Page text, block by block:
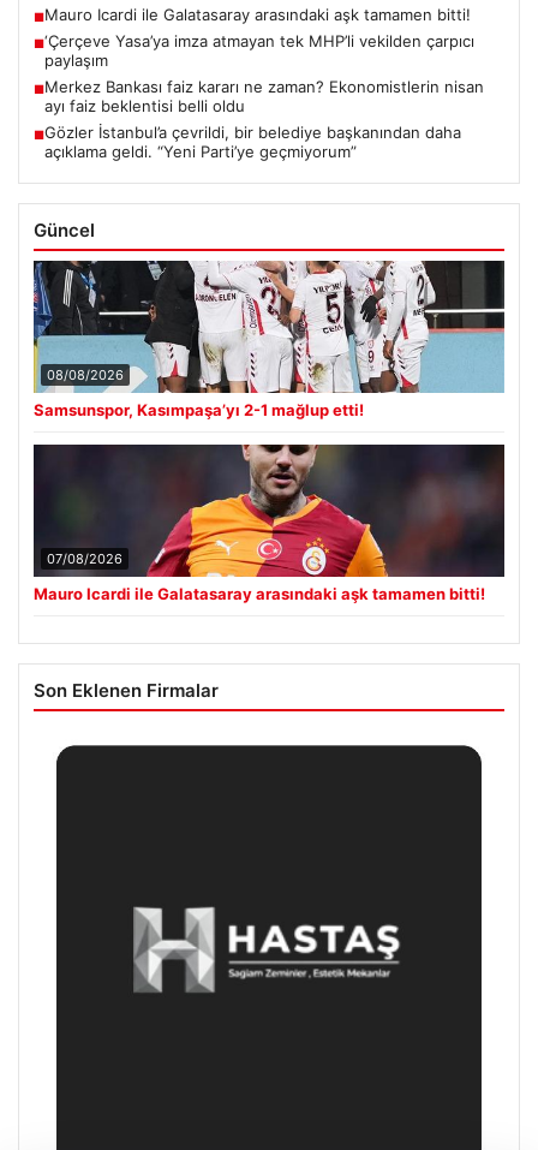
■Mauro Icardi ile Galatasaray arasındaki aşk tamamen bitti!
■‘Çerçeve Yasa’ya imza atmayan tek MHP’li vekilden çarpıcı
paylaşım
■Merkez Bankası faiz kararı ne zaman? Ekonomistlerin nisan
ayı faiz beklentisi belli oldu
■Gözler İstanbul’a çevrildi, bir belediye başkanından daha
açıklama geldi. “Yeni Parti’ye geçmiyorum”
Güncel
08/08/2026
Samsunspor, Kasımpaşa’yı 2-1 mağlup etti!
07/08/2026
Mauro Icardi ile Galatasaray arasındaki aşk tamamen bitti!
Son Eklenen Firmalar